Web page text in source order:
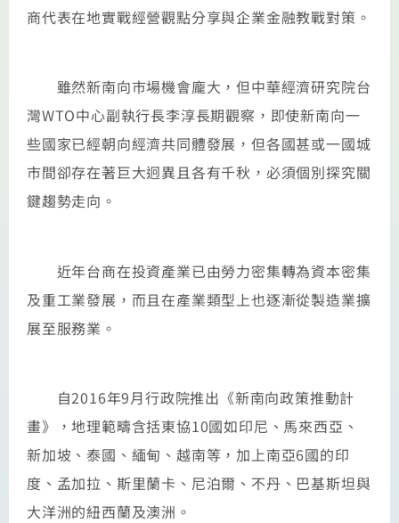
商代表在地實戰經營觀點分享與企業金融教戰對策。
雖然新南向市場機會龐大，但中華經濟研究院台
灣WTO中心副執行長李淳長期觀察，即使新南向一
些國家已經朝向經濟共同體發展，但各國甚或一國城
市間卻存在著巨大迥異且各有千秋，必須個別探究關
鍵趨勢走向。
近年台商在投資產業已由勞力密集轉為資本密集
及重工業發展，而且在產業類型上也逐漸從製造業擴
展至服務業。
自2016年9月行政院推出《新南向政策推動計
畫》，地理範疇含括東協10國如印尼、馬來西亞、
新加坡、泰國、緬甸、越南等，加上南亞6國的印
度、孟加拉、斯里蘭卡、尼泊爾、不丹、巴基斯坦與
大洋洲的紐西蘭及澳洲。